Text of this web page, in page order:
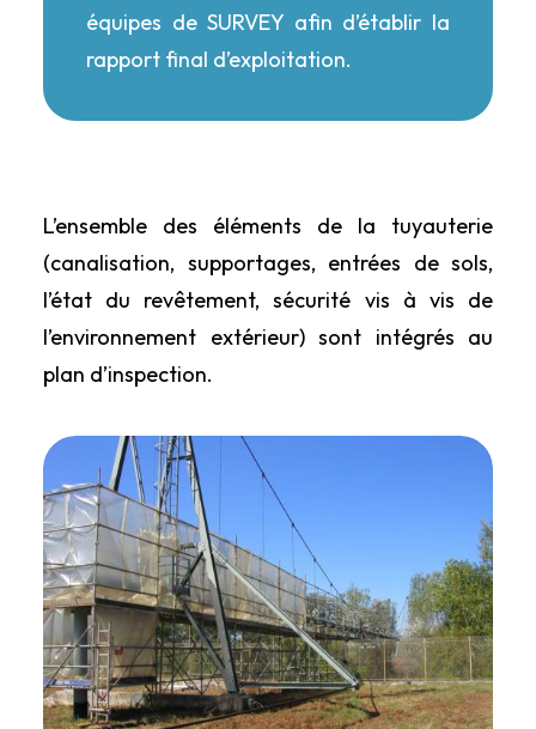
équipes de SURVEY afin d’établir la
rapport final d’exploitation.
L’ensemble des éléments de la tuyauterie
(canalisation, supportages, entrées de sols,
l’état du revêtement, sécurité vis à vis de
l’environnement extérieur) sont intégrés au
plan d’inspection.